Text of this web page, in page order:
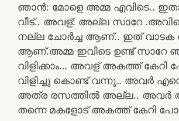
ഞാൻ: മോളെ അമ്മ എവിടെ..
വീട്.. അവള്: അല്ല സാറേ
നല്ല ചോർച്ച ആണ്.. ഇത് വാടക
ആണ്.അമ്മ ഇവിടെ ഉണ്ട് സാറേ
വിളിക്കാം… അവള് അകത്ത് കേറി
വിളിച്ചു കൊണ്ട് വന്നു.. അവർ
അത്ര രസത്തിൽ അല്ല.. അവർ
തന്നെ മകളോട് അകത്ത് കേറി